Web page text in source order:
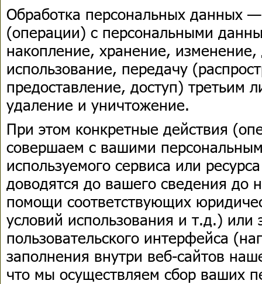
Обработка персональных данных
(операции) с персональными
накопление, хранение,
использование, передачу
предоставление, доступ) третьим
удаление и уничтожение.
При этом конкретные действия
совершаем с вашими
используемого сервиса или
доводятся до вашего сведения до
помощи соответствующих
условий использования и т.д.) или
пользовательского интерфейса
заполнения внутри веб-сайтов
что мы осуществляем сбор ваших